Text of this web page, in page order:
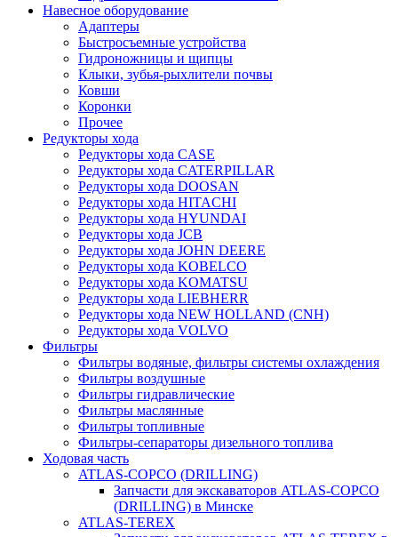
Навесное оборудование
Адаптеры
Быстросъемные устройства
Гидроножницы и щипцы
Клыки, зубья-рыхлители почвы
Ковши
Коронки
Прочее
Редукторы хода
Редукторы хода CASE
Редукторы хода CATERPILLAR
Редукторы хода DOOSAN
Редукторы хода HITACHI
Редукторы хода HYUNDAI
Редукторы хода JCB
Редукторы хода JOHN DEERE
Редукторы хода KOBELCO
Редукторы хода KOMATSU
Редукторы хода LIEBHERR
Редукторы хода NEW HOLLAND (CNH)
Редукторы хода VOLVO
Фильтры
Фильтры водяные, фильтры системы охлаждения
Фильтры воздушные
Фильтры гидравлические
Фильтры маслянные
Фильтры топливные
Фильтры-сепараторы дизельного топлива
Ходовая часть
ATLAS-COPCO (DRILLING)
Запчасти для экскаваторов ATLAS-COPCO
(DRILLING) в Минске
ATLAS-TEREX